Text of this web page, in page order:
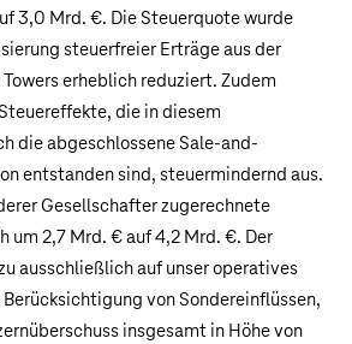
3,0 Mrd. €. Die Steuerquote wurde
steuerfreier Erträge aus der
erheblich reduziert. Zudem
die in diesem
die abgeschlossene Sale-and-
entstanden sind, steuermindernd aus.
Gesellschafter zugerechnete
um 2,7 Mrd. €auf4,2 Mrd. €. Der
ausschließlich auf unser operatives
von Sondereinflüssen,
insgesamt in Höhe von